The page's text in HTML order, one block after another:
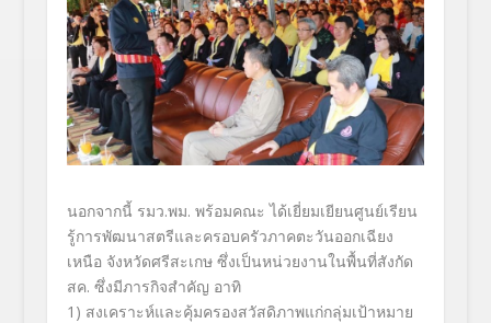
นอกจากนี้ รมว.พม. พร้อมคณะ ได้เยี่ยมเยียนศูนย์เรียน
รู้การพัฒนาสตรีและครอบครัวภาคตะวันออกเฉียง
เหนือ จังหวัดศรีสะเกษ ซึ่งเป็นหน่วยงานในพื้นที่สังกัด
สค. ซึ่งมีภารกิจสำคัญ อาทิ
1) สงเคราะห์และคุ้มครองสวัสดิภาพแก่กลุ่มเป้าหมาย